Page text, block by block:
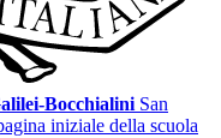
Bocchialini San
iniziale della scuola